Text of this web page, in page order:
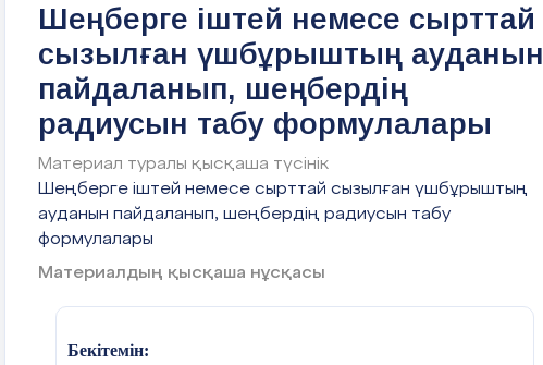
Шеңберге іштей немесе сырттай
сызылған үшбұрыштың ауданын
пайдаланып, шеңбердің
радиусын табу формулалары
Материал туралы қысқаша түсінік
Шеңберге іштей немесе сырттай сызылған үшбұрыштың
ауданын пайдаланып, шеңбердің радиусын табу
формулалары
Материалдың қысқаша нұсқасы
Бекітемін: